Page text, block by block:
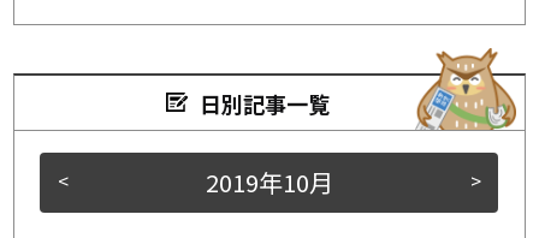
日別記事一覧
< >
2019年10月